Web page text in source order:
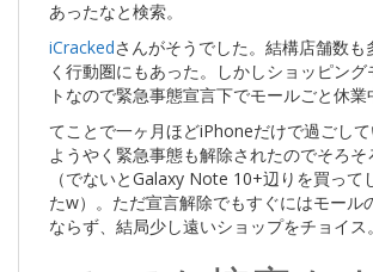
あったなと検索。
iCrackedさんがそうでした。結構店舗数も
く行動圏にもあった。しかしショッピン
トなので緊急事態宣言下でモールごと休
てことで一ヶ月ほどiPhoneだけで過ごして
ようやく緊急事態も解除されたのでそろ
（でないとGalaxy Note 10+辺りを買って
たw）。ただ宣言解除でもすぐにはモール
ならず、結局少し遠いショップをチョイス。